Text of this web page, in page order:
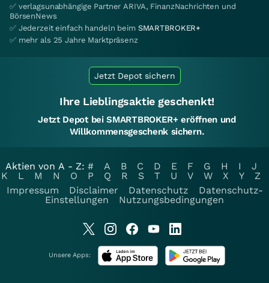
✅ verlagsunabhängige Partner ARIVA, FinanzNachrichten und
BörsenNews
✅ Jederzeit einfach handeln beim SMARTBROKER+
✅ mehr als 25 Jahre Marktpräsenz
Jetzt Depot sichern
Ihre Lieblingsaktie geschenkt!
Jetzt Depot bei SMARTBROKER+ eröffnen und
Willkommensgeschenk sichern.
Aktien von A - Z: # A B C D E F G H I
J
K
L M N O P Q R S T U V W X Y
Z
Impressum
Disclaimer Datenschutz
Datenschutz-
Einstellungen
Nutzungsbedingungen
Unsere Apps: